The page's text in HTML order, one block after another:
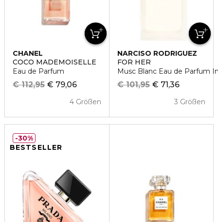
CHANEL
COCO MADEMOISELLE
Eau de Parfum
€ 79,06
€ 112,95
4 Größen
NARCISO RODRIGUEZ
FOR HER
Musc Blanc Eau de Parfum
€ 71,36
€ 101,95
3 Größen
BESTSELLER
30%